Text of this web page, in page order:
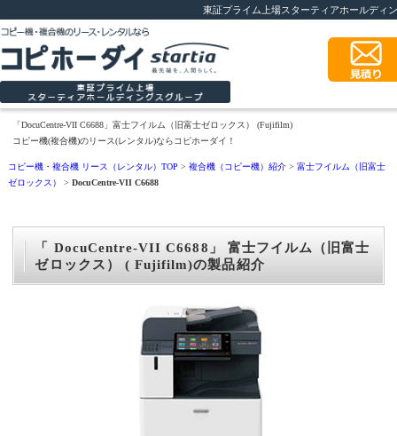
東証プライム上場スターティアホールディ
「DocuCentre-VII C6688」富士フイルム（旧富士ゼロックス） (Fujifilm)
コピー機(複合機)のリース(レンタル)ならコピホーダイ！
コピー機・複合機 リース（レンタル）TOP >複合機（コピー機）紹介 >富士フイルム（旧富士
ゼロックス）>DocuCentre-VII C6688
「 DocuCentre-VII C6688」 富士フイルム（旧富士
ゼロックス） ( Fujifilm)の製品紹介